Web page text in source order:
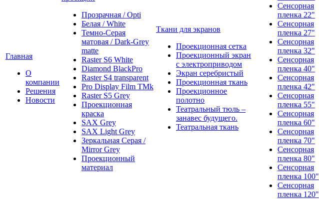
Главная
О
компании
Решения
Новости
Прозрачная / Opti
Белая / White
Темно-Серая
матовая / Dark-Grey
matte
Raster S6 White
Diamond BlackPro
Raster S4 transparent
Pro Display Film ТМk
Raster S5 Grey
Проекционная
краска
SAX Grey
SAX Light Grey
Зеркальная Серая /
Mirror Grey
Проекционный
материал
Ткани для экранов
Проекционная сетка
Проекционный экран
с электроприводом
Экран серебристый
Проекционная ткань
Проекционное
полотно
Театральный тюль –
занавес будущего.
Театральная ткань
Сенсорная
пленка 22"
Сенсорная
пленка 27"
Сенсорная
пленка 32"
Сенсорная
пленка 40"
Сенсорная
пленка 42"
Сенсорная
пленка 55"
Сенсорная
пленка 60"
Сенсорная
пленка 70"
Сенсорная
пленка 80"
Сенсорная
пленка 100"
Сенсорная
пленка 120"